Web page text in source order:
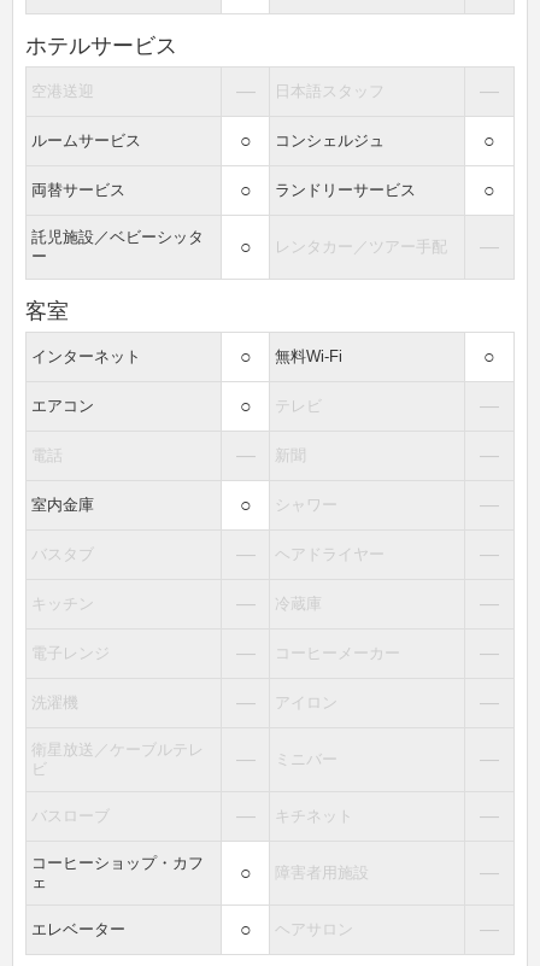
ホテルサービス
空港送迎 ― 日本語スタッフ ―
ルームサービス ○ コンシェルジュ ○
両替サービス ○ ランドリーサービス ○
託児施設／ベビーシッタ
ー
○ レンタカー／ツアー手配 ―
客室
インターネット ○ 無料Wi-Fi ○
エアコン ○ テレビ ―
電話 ― 新聞 ―
室内金庫 ○ シャワー ―
バスタブ ― ヘアドライヤー ―
キッチン ― 冷蔵庫 ―
電子レンジ ― コーヒーメーカー ―
洗濯機 ― アイロン ―
衛星放送／ケーブルテレ
ビ
― ミニバー ―
バスローブ ― キチネット ―
コーヒーショップ・カフ
ェ
○ 障害者用施設 ―
エレベーター ○ ヘアサロン ―